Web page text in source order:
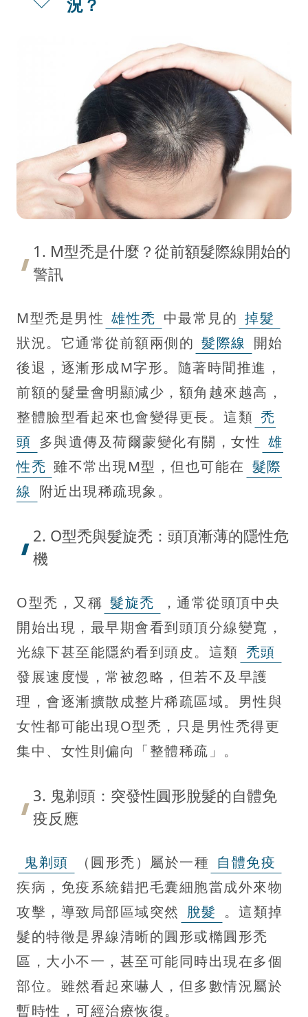
1. M型禿是什麼？從前額髮際線開始的
警訊
M型禿是男性 雄性禿 中最常見的 掉髮
狀況。它通常從前額兩側的 髮際線 開始
後退，逐漸形成M字形。隨著時間推進，
前額的髮量會明顯減少，額角越來越高，
整體臉型看起來也會變得更長。這類 禿
頭 多與遺傳及荷爾蒙變化有關，女性 雄
性禿 雖不常出現M型，但也可能在 髮際
線 附近出現稀疏現象。
2. O型禿與髮旋禿：頭頂漸薄的隱性危
機
O型禿，又稱 髮旋禿
，通常從頭頂中央
開始出現，最早期會看到頭頂分線變寬，
光線下甚至能隱約看到頭皮。這類 禿頭
發展速度慢，常被忽略，但若不及早護
理，會逐漸擴散成整片稀疏區域。男性與
女性都可能出現O型禿，只是男性禿得更
集中、女性則偏向「整體稀疏」。
3. 鬼剃頭：突發性圓形脫髮的自體免
疫反應
鬼剃頭 （圓形禿）屬於一種 自體免疫
疾病，免疫系統錯把毛囊細胞當成外來物
攻擊，導致局部區域突然 脫髮 。這類掉
髮的特徵是界線清晰的圓形或橢圓形禿
區，大小不一，甚至可能同時出現在多個
部位。雖然看起來嚇人，但多數情況屬於
暫時性，可經治療恢復。